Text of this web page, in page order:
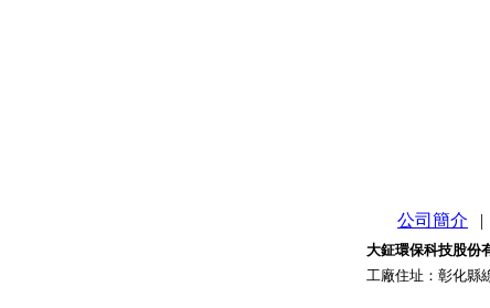
公司簡介 |
大鉦環保科技股份
工廠住址 ： 彰化縣